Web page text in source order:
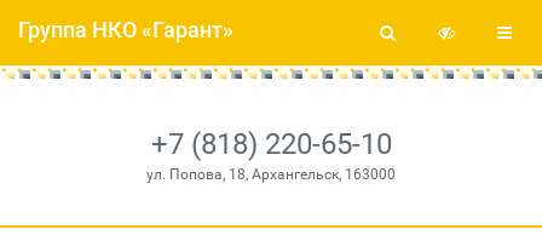
+7 (818) 220-65-10
ул. Попова, 18, Архангельск, 163000
Группа НКО «Гарант»